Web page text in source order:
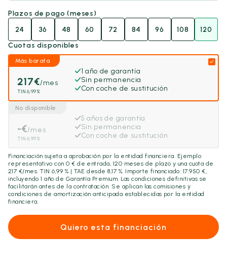
Plazos de pago (meses)
24
36 48 60 72 84 96 108
120
Cuotas disponibles
Más barata
217€/mes
TIN 6,99%
1 año de garantía
Sin permanencia
Con coche de sustitución
No disponible
-€/mes
TIN 6,99%
5 años de garantía
Sin permanencia
Con coche de sustitución
Financiación sujeta a aprobación por la entidad financiera. Ejemplo
representativo con0 € de entrada, 120 meses de plazo y una cuota de
217 €/mes. TIN 6,99 % | TAE desde 8,17 %. Importe financiado: 17.950 €,
incluyendo1 año de Garantía Premium. Las condiciones definitivas se
facilitarán antes de la contratación. Se aplican las comisiones y
condiciones de amortización anticipada establecidas por la entidad
financiera.
Quiero esta financiación